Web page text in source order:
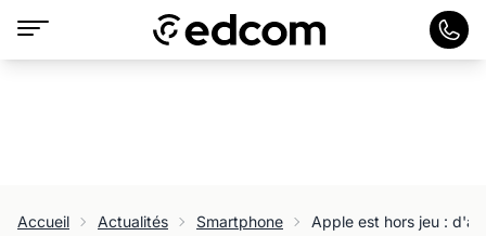
Accueil Actualités Smartphone